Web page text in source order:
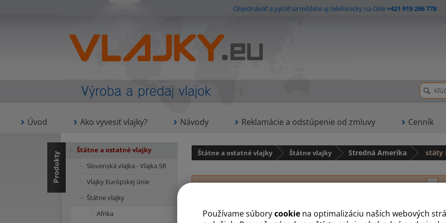
Používame súborycookie na optimalizáciu našich webových
Objednávať a pýtať sa môžete aj telefonicky na čísle+421 919 296 778
Úvod Ako vyvesiť vlajky? Návody Reklamácie a odstúpenie od zmluvy Cenník
Štátne a ostatné vlajky Štátne vlajky Stredná Amerika státy
A B D G H J K N P S
Panama
Štátne a ostatné vlajky
Slovenská vlajka - Vlajka SR
Vlajky Európskej únie
Štátne vlajky
Afrika